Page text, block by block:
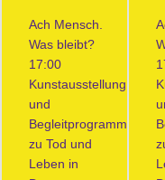
Ach Mensch.
Was bleibt?
17:00
Kunstausstellung
und
Begleitprogramm
zu Tod und
Leben in